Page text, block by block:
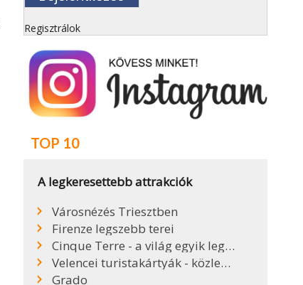
Regisztrálok
TOP 10
A legkeresettebb attrakciók
Városnézés Triesztben
Firenze legszebb terei
Cinque Terre - a világ egyik legszebb partszakasza
Velencei turistakártyák - közlekedés Velencében
Grado